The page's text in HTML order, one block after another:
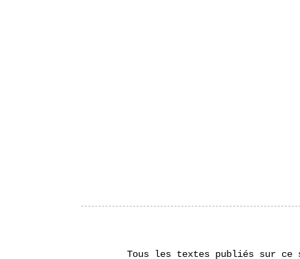
Tous les textes publiés sur ce